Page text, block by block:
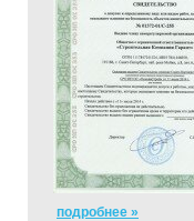
подробнее »